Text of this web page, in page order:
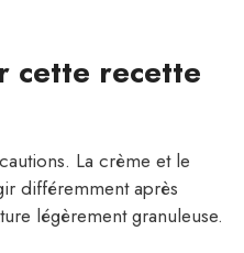
cette recette
La crème et le
différemment après
légèrement granuleuse.